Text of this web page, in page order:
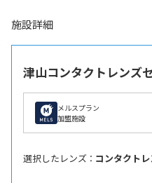
施設詳細
津山コンタクトレンズ
メルスプラン
加盟施設
選択したレンズ ： コンタクト